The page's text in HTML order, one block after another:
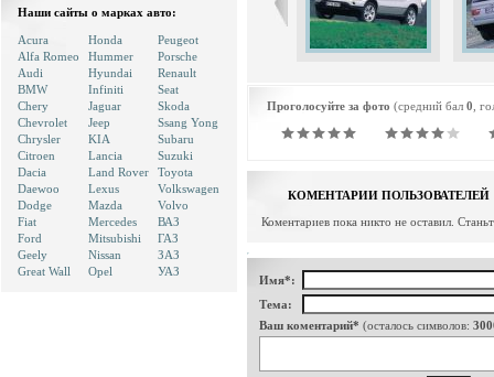
Наши сайты о марках авто:
Acura
Alfa Romeo
Audi
BMW
Chery
Chevrolet
Chrysler
Citroen
Dacia
Daewoo
Dodge
Fiat
Ford
Geely
Great Wall
Honda
Hummer
Hyundai
Infiniti
Jaguar
Jeep
KIA
Lancia
Land Rover
Lexus
Mazda
Mercedes
Mitsubishi
Nissan
Opel
Peugeot
Porsche
Renault
Seat
Skoda
Ssang Yong
Subaru
Suzuki
Toyota
Volkswagen
Volvo
ВАЗ
ГАЗ
ЗАЗ
УАЗ
Проголосуйте за фото (средний бал 0 ,
КОМЕНТАРИИ ПОЛЬЗОВАТЕЛЕЙ
Коментариев пока никто не оставил.
Имя*:
Тема:
Ваш коментарий* (осталось символов: